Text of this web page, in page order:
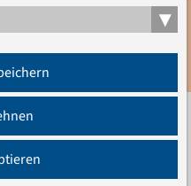
an Führungskräfte im
aus dem
Interessierte.
und 11.5. ein
„Führung im Spagat
an (Flyer und
www.dr-ulrike-
Anmeldung
▾